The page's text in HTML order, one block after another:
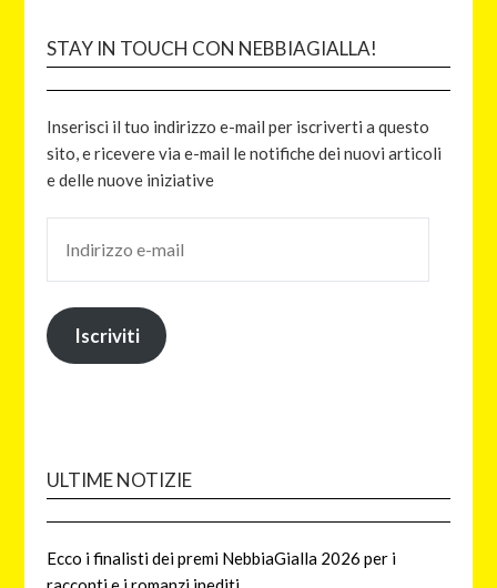
STAY IN TOUCH CON NEBBIAGIALLA!
Inserisci il tuo indirizzo e-mail per iscriverti a questo
sito, e ricevere via e-mail le notifiche dei nuovi articoli
e delle nuove iniziative
Iscriviti
ULTIME NOTIZIE
Ecco i finalisti dei premi NebbiaGialla 2026 per i